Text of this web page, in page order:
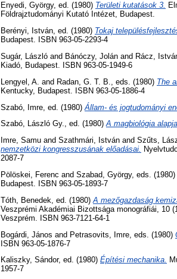
Enyedi, György, ed. (1980) Területi kutatások 3.
Földrajztudományi Kutató Intézet, Budapest.
Berényi, István, ed. (1980) Tokaj
Budapest. ISBN 963-05-2293-4
Sugár, László and Bánóczy, Jolán and Rácz,
Kiadó, Budapest. ISBN 963-05-1949-6
Lengyel, A. and Radan, G. T. B. , eds. (1980) The
Kentucky, Budapest. ISBN 963-05-1886-4
Szabó, Imre , ed. (1980) Állam- és jogtudományi
Szabó, László Gy., ed. (1980)A magbiológia
Imre, Samu and Szathmári, István and Szűts,
nemzetközi kongresszusának előadásai.
2087-7
Pölöskei, Ferenc and Szabad, György, eds. (1980)
Budapest. ISBN 963-05-1893-7
Tóth, Benedek , ed. (1980) A mezőgazdaság
Veszprémi Akadémiai Bizottsága monográfiái, 10
Veszprém. ISBN 963-7121-64-1
Bogárdi, János and Petrasovits, Imre , eds. (1980)
ISBN 963-05-1876-7
Kaliszky, Sándor, ed. (1980) Építési mechanika.
1957-7